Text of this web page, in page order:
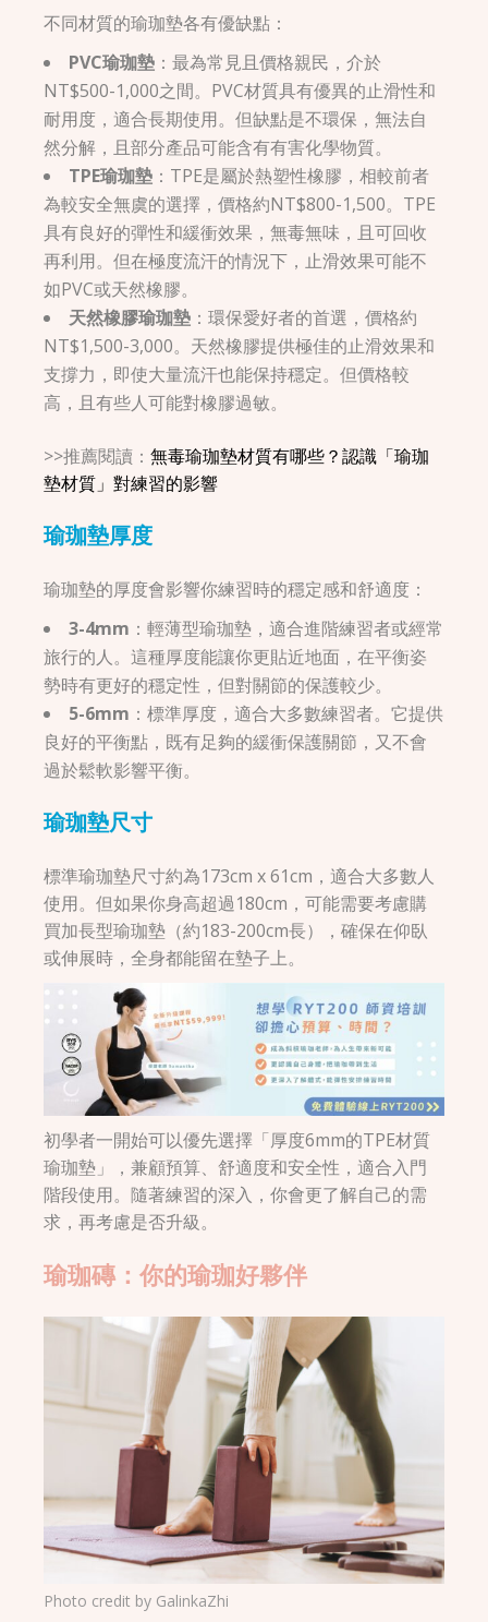
不同材質的瑜珈墊各有優缺點：
PVC瑜珈墊 ：最為常見且價格親民，介於
NT$500-1,000之間。PVC材質具有優異的止滑性和
耐用度，適合長期使用。但缺點是不環保，無法自
然分解，且部分產品可能含有有害化學物質。
TPE瑜珈墊 ：TPE是屬於熱塑性橡膠，相較前者
為較安全無虞的選擇，價格約NT$800-1,500。TPE
具有良好的彈性和緩衝效果，無毒無味，且可回收
再利用。但在極度流汗的情況下，止滑效果可能不
如PVC或天然橡膠。
天然橡膠瑜珈墊 ：環保愛好者的首選，價格約
NT$1,500-3,000。天然橡膠提供極佳的止滑效果和
支撐力，即使大量流汗也能保持穩定。但價格較
高，且有些人可能對橡膠過敏。
>>推薦閱讀：無毒瑜珈墊材質有哪些？認識「瑜珈
墊材質」對練習的影響
瑜珈墊厚度
瑜珈墊的厚度會影響你練習時的穩定感和舒適度：
3-4mm ：輕薄型瑜珈墊，適合進階練習者或經常
旅行的人。這種厚度能讓你更貼近地面，在平衡姿
勢時有更好的穩定性，但對關節的保護較少。
5-6mm ：標準厚度，適合大多數練習者。它提供
良好的平衡點，既有足夠的緩衝保護關節，又不會
過於鬆軟影響平衡。
瑜珈墊尺寸
標準瑜珈墊尺寸約為173cm x 61cm，適合大多數人
使用。但如果你身高超過180cm，可能需要考慮購
買加長型瑜珈墊（約183-200cm長），確保在仰臥
或伸展時，全身都能留在墊子上。
初學者一開始可以優先選擇「厚度6mm的TPE材質
瑜珈墊」，兼顧預算、舒適度和安全性，適合入門
階段使用。隨著練習的深入，你會更了解自己的需
求，再考慮是否升級。
瑜珈磚：你的瑜珈好夥伴
Photo credit by GalinkaZhi